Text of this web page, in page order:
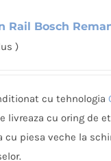
Rail Bosch
)
cu tehnologia
livreaza cu oring de
cu piesa veche la